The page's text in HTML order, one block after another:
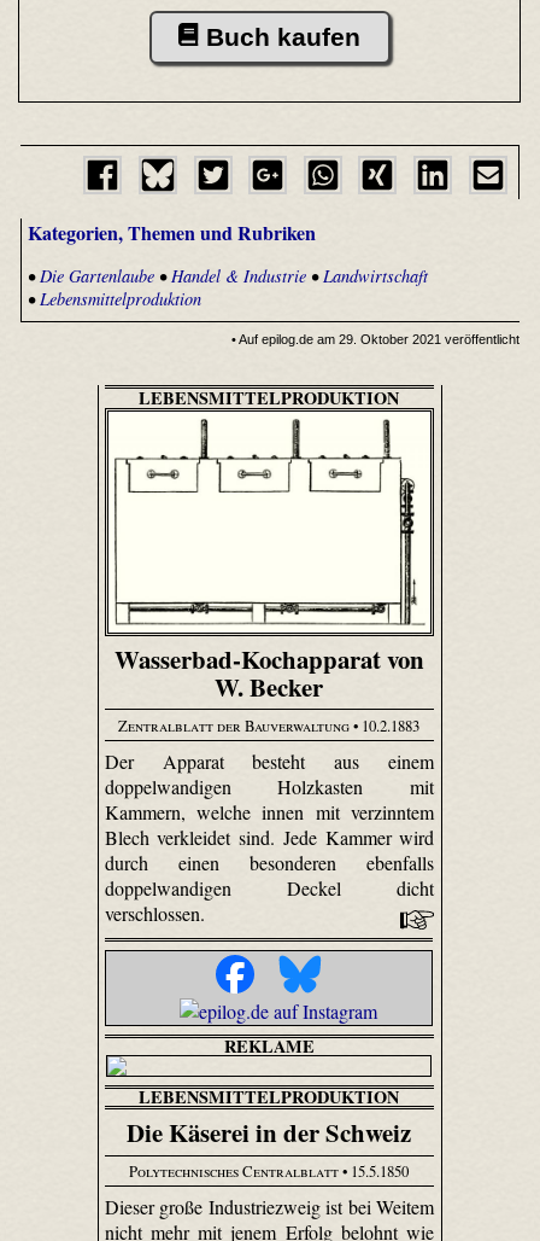
Buch kaufen
Kategorien, Themen und Rubriken
• Die Gartenlaube• Handel & Industrie• Landwirtschaft
• Lebensmittelproduktion
• Auf epilog.de am 29. Oktober 2021 veröffentlicht
LEBENSMITTELPRODUKTION
Wasserbad-Kochapparat von
W. Becker
Zentralblatt der Bauverwaltung• 10.2.1883
Der Apparat besteht aus einem
doppelwandigen Holzkasten mit
Kammern, welche innen mit verzinntem
Blech verkleidet sind. Jede Kammer wird
durch einen besonderen ebenfalls
doppelwandigen Deckel dicht
verschlossen.
REKLAME
LEBENSMITTELPRODUKTION
Die Käserei in der Schweiz
Polytechnisches Centralblatt• 15.5.1850
Dieser große Industriezweig ist bei Weitem
nicht mehr mit jenem Erfolg belohnt wie